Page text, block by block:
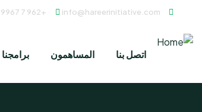
info@hareerinitiative.com
+962 7 9967 7737
برامجنا المساهمون اتصل بنا